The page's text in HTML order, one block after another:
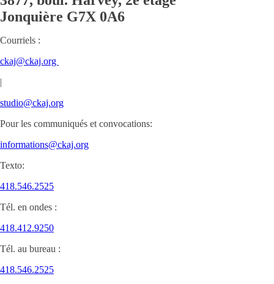
Jonquière G7X 0A6
Courriels :
ckaj@ckaj.org
|
studio@ckaj.org
Pour les communiqués et convocations:
informations@ckaj.org
Texto:
418.546.2525
Tél. en ondes :
418.412.9250
Tél. au bureau :
418.546.2525